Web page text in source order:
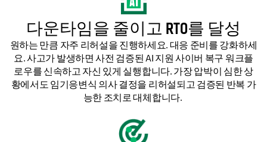
다운타임을 줄이고 RTO를 달성
원하는 만큼 자주 리허설을 진행하세요. 대응 준비를 강화하세
요. 사고가 발생하면 사전 검증된 AI 지원 사이버 복구 워크플
로우를 신속하고 자신 있게 실행합니다. 가장 압박이 심한 상
황에서도 임기응변식 의사 결정을 리허설되고 검증된 반복 가
능한 조치로 대체합니다.